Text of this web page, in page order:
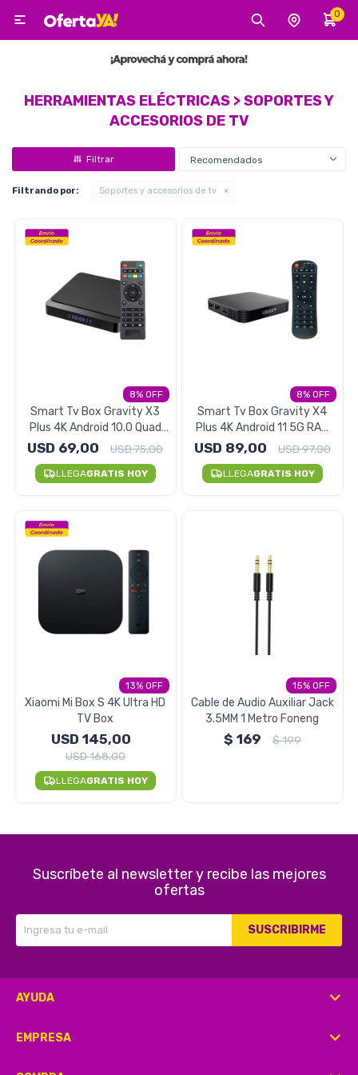
0

HERRAMIENTAS ELÉCTRICAS > SOPORTES Y
ACCESORIOS DE TV
Recomendados
Filtrando por: Soportes y accesorios de tv
8
Smart Tv Box Gravity X3
Plus 4K Android 10.0 Quad
Core 2gb RAM
USD 69,00 USD75,00
LLEGAGRATIS HOY
8
Smart Tv Box Gravity X4
Plus 4K Android 11 5G RAM
4GB
USD 89,00 USD97,00
LLEGAGRATIS HOY
13
Xiaomi Mi Box S 4K Ultra HD
TV Box
USD 145,00
USD168,00
LLEGAGRATIS HOY
15
Cable de Audio Auxiliar Jack
3.5MM 1 Metro Foneng
$ 169 $199
Suscríbete al newsletter y recibe las mejores
ofertas
SUSCRIBIRME
AYUDA
EMPRESA
MI CUENTA
Tecnología
Tv, Audio y Video
Gaming
Pequeños electrodomésticos
Bebés y Niños
Herramientas